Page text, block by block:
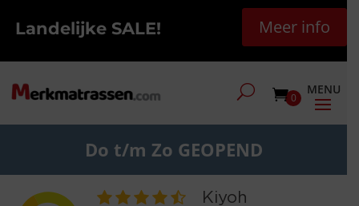
Landelijke SALE! Meer info
0
Do t/m Zo GEOPEND